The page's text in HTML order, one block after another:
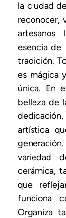
la ciudad
reconocer,
artesanos
esencia de
tradición.
es mágica
única. En
belleza de
artística
variedad
cerámica,
que
funciona
Organiza